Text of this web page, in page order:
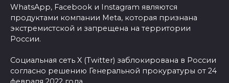
WhatsApp, Facebook и Instagram являются
продуктами компании Meta, которая признана
экстремистской и запрещена на территории
России.
Социальная сеть X (Twitter) заблокирована в России
согласно решению Генеральной прокуратуры от 24